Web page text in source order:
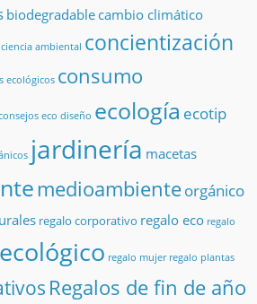
biodegradable cambio climático
ambiental concientización
ecológicos consumo
eco diseño ecología ecotip
jardinería macetas
medioambienteorgánico
regalo corporativo regalo eco regalo
regalo mujer regalo plantas
Regalos de fin de año